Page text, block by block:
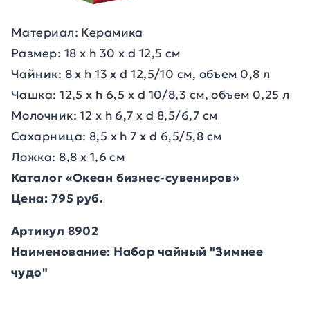
Материал: Керамика
Размер: 18 х h 30 х d 12,5 см
Чайник: 8 х h 13 х d 12,5/10 см, объем 0,8 л
Чашка: 12,5 х h 6,5 х d 10/8,3 см, объем 0,25 л
Молочник: 12 x h 6,7 х d 8,5/6,7 см
Сахарница: 8,5 х h 7 х d 6,5/5,8 см
Ложка: 8,8 х 1,6 см
Каталог «Океан бизнес-сувениров»
Цена: 795 руб.
Артикул 8902
Наименование: Набор чайный "Зимнее
чудо"